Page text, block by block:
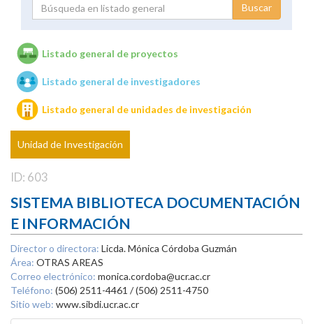
Unidades de investigación
Listado general de proyectos
Listado general de investigadores
Listado general de unidades de investigación
Unidad de Investigación
ID: 603
SISTEMA BIBLIOTECA DOCUMENTACIÓN
E INFORMACIÓN
Director o directora: Licda. Mónica Córdoba Guzmán
Área: OTRAS AREAS
Correo electrónico: monica.cordoba@ucr.ac.cr
Teléfono: (506) 2511-4461 / (506) 2511-4750
Sitio web: www.sibdi.ucr.ac.cr